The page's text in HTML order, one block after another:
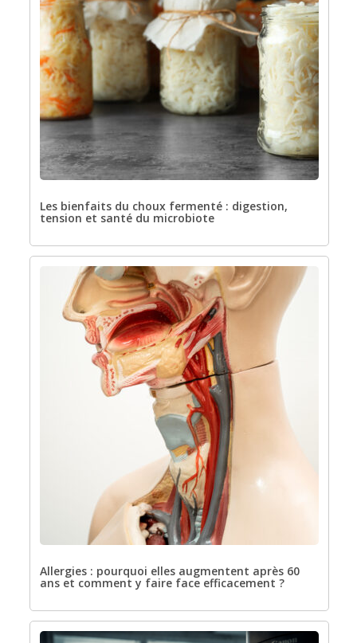
Les bienfaits du choux fermenté : digestion,
tension et santé du microbiote
Allergies : pourquoi elles augmentent après 60
ans et comment y faire face efficacement ?